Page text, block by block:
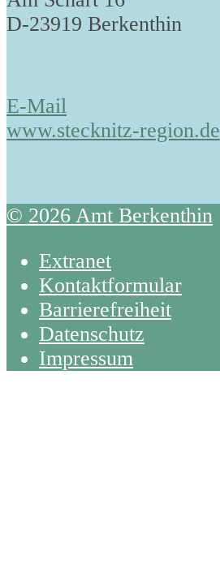
D-23919 Berkenthin
E-Mail
www.stecknitz-region.de
© 2026 Amt Berkenthin
Extranet
Kontaktformular
Barrierefreiheit
Datenschutz
Impressum